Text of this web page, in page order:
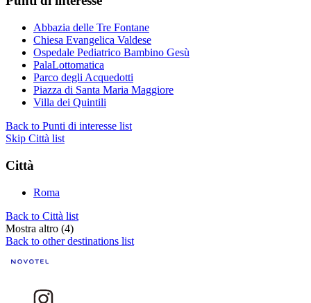
Abbazia delle Tre Fontane
Chiesa Evangelica Valdese
Ospedale Pediatrico Bambino Gesù
PalaLottomatica
Parco degli Acquedotti
Piazza di Santa Maria Maggiore
Villa dei Quintili
Back to Punti di interesse list
Skip Città list
Città
Roma
Back to Città list
Mostra altro (4)
Back to other destinations list